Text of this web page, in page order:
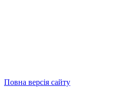
Повна версія сайту